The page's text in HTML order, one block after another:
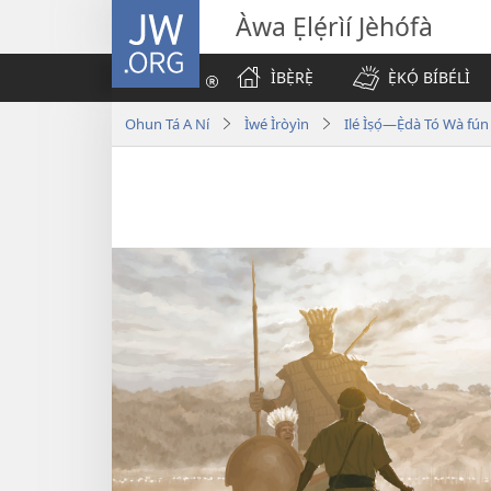
JW.ORG Àwa Ẹlẹ́rìí Jèhófà
ÌBẸ̀RẸ̀
Ẹ̀KỌ́ BÍBÉLÌ
Ohun Tá A Ní Ìwé Ìròyìn Ilé Ìṣọ́—Ẹ̀dà Tó Wà